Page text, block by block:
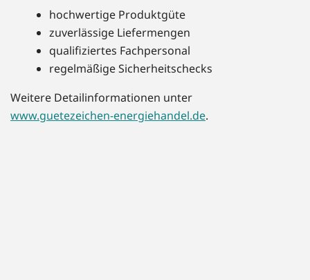
hochwertige Produktgüte
zuverlässige Liefermengen
qualifiziertes Fachpersonal
regelmäßige Sicherheitschecks
Weitere Detailinformationen unter
www.guetezeichen-energiehandel.de.